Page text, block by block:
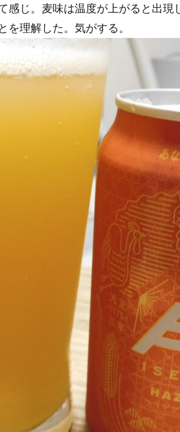
感じ。麦味は温度が上がると出
理解した。気がする。